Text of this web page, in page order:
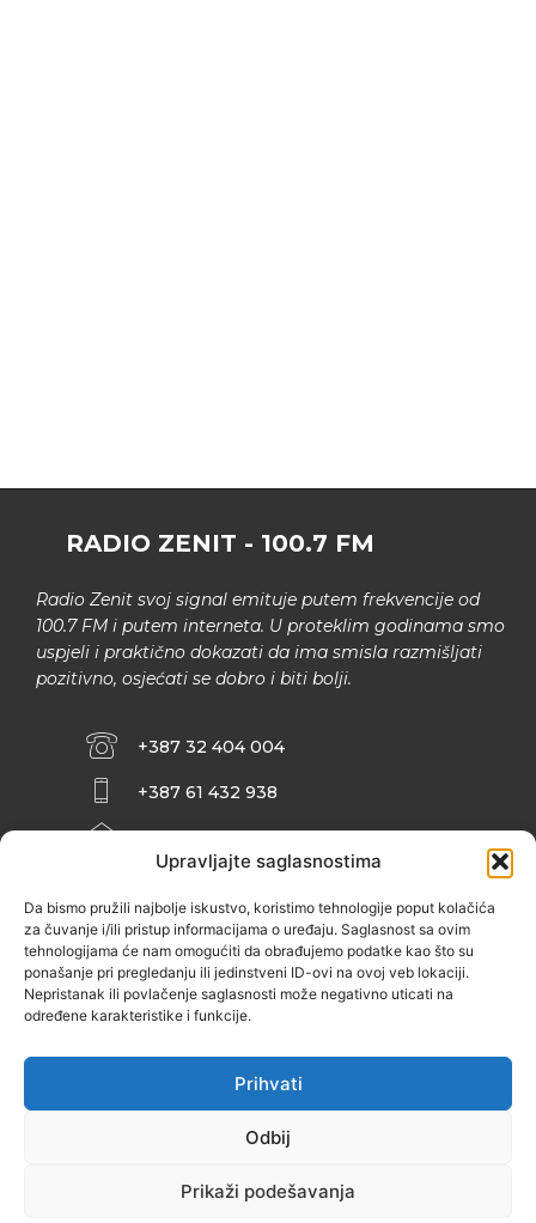
Upravljajte saglasnostima
Da bismo pružili najbolje iskustvo, koristimo tehnologije poput kolačića
za čuvanje i/ili pristup informacijama o uređaju. Saglasnost sa ovim
tehnologijama će nam omogućiti da obrađujemo podatke kao što su
ponašanje pri pregledanju ili jedinstveni ID-ovi na ovoj veb lokaciji.
Nepristanak ili povlačenje saglasnosti može negativno uticati na
određene karakteristike i funkcije.
Prihvati
Odbij
Prikaži podešavanja
RADIO ZENIT - 100.7 FM
Radio Zenit svoj signal emituje putem frekvencije od
100.7 FM i putem interneta. U proteklim godinama smo
uspjeli i praktično dokazati da ima smisla razmišljati
pozitivno, osjećati se dobro i biti bolji.
+387 32 404 004
+387 61 432 938
INFO@ZENIT.BA
ZENIČANKA, 3. SPRAT), 72000 ZENICA